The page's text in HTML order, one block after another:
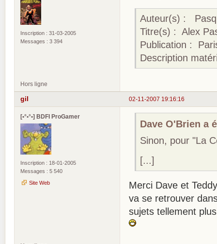
Inscription : 31-03-2005
Messages : 3 394
Auteur(s) :
Titre(s) : Alex
Publication :
Description
Hors ligne
02-11-2007 19:16:16
gil
[•°•°•] BDFI ProGamer
Inscription : 18-01-2005
Messages : 5 540
Site Web
Dave O'Brien a
Sinon, pour "La
[...]
Merci Dave et
va se retrouver
sujets tellement